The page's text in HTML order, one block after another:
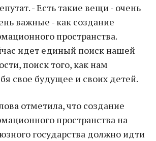
- Есть такие вещи - очень
важные - как создание
пространства.
идет единый поиск нашей
поиск того, как нам
свое будущее и своих детей.
отметила, что создание
пространства на
государства должно идти